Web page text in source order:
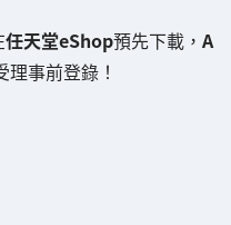
任天堂eShop預先下載， A
理事前登錄！